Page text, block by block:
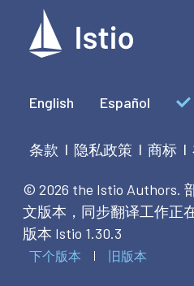
English Español
条款 | 隐私政策 | 商标 |
© 2026 the Istio Authors.
文版本，同步翻译工作正
版本 Istio 1.30.3
下个版本 旧版本